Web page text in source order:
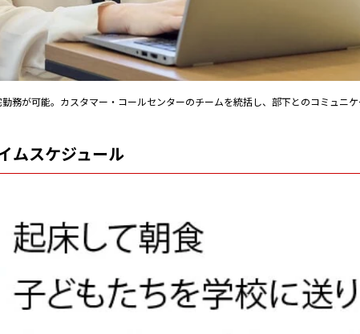
務が可能。カスタマー・コールセンターのチームを統括し、部下とのコミュニケ
ムスケジュール